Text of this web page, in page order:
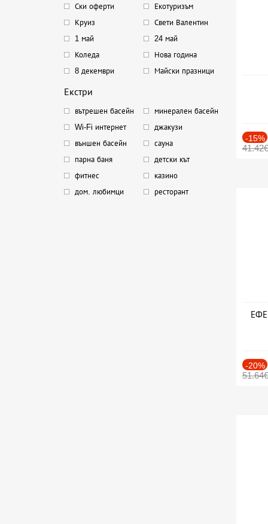
Ски оферти
Екотуризъм
Круиз
Свети Валентин
1 май
24 май
Коледа
Нова година
8 декември
Майски празници
Екстри
вътрешен басейн
минерален басейн
Wi-Fi интернет
джакузи
външен басейн
сауна
парна баня
детски кът
фитнес
казино
дом. любимци
ресторант
-15%
41.42€
-20%
51.64€